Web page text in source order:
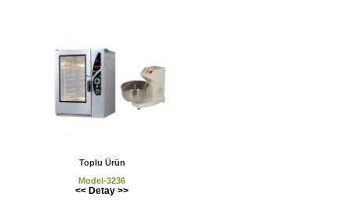
Toplu Ürün
Model-3236
<< Detay >>